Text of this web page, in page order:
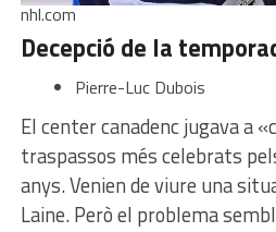
nhl.com
Decepció de la
Pierre-Luc Dubois
El center canadenc jugava a
traspassos més celebrats
anys. Venien de viure una
Laine. Però el problema